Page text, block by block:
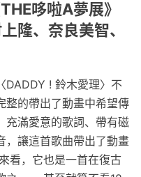
哆啦A夢展》
隆、奈良美智、
DADDY ! 鈴木愛理〉不
整的帶出了動畫中希望傳
充滿愛意的歌詞、帶有磁
，讓這首歌曲帶出了動畫
看，它也是一首在復古